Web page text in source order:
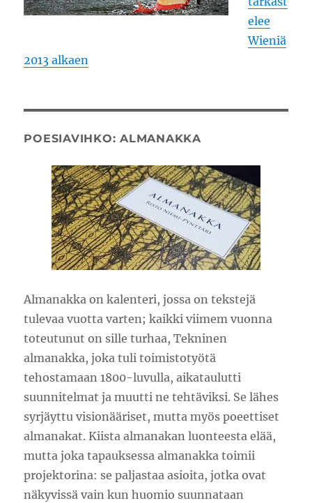
elee
Wieniä
2013 alkaen
POESIAVIHKO: ALMANAKKA
Almanakka on kalenteri, jossa on tekstejä
tulevaa vuotta varten; kaikki viimem vuonna
toteutunut on sille turhaa, Tekninen
almanakka, joka tuli toimistotyötä
tehostamaan 1800-luvulla, aikataulutti
suunnitelmat ja muutti ne tehtäviksi. Se lähes
syrjäyttu visionääriset, mutta myös poeettiset
almanakat. Kiista almanakan luonteesta elää,
mutta joka tapauksessa almanakka toimii
projektorina: se paljastaa asioita, jotka ovat
näkyvissä vain kun huomio suunnataan